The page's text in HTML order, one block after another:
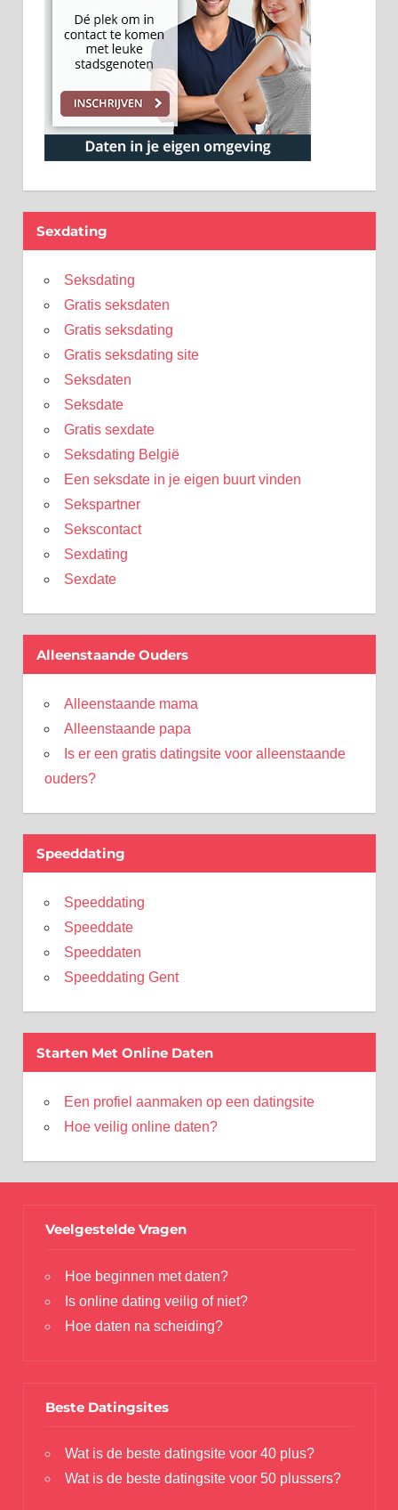
Sexdating
Seksdating
Gratis seksdaten
Gratis seksdating
Gratis seksdating site
Seksdaten
Seksdate
Gratis sexdate
Seksdating België
Een seksdate in je eigen buurt vinden
Sekspartner
Sekscontact
Sexdating
Sexdate
Alleenstaande Ouders
Alleenstaande mama
Alleenstaande papa
Is er een gratis datingsite voor alleenstaande
ouders?
Speeddating
Speeddating
Speeddate
Speeddaten
Speeddating Gent
Starten Met Online Daten
Een profiel aanmaken op een datingsite
Hoe veilig online daten?
Veelgestelde Vragen
Hoe beginnen met daten?
Is online dating veilig of niet?
Hoe daten na scheiding?
Beste Datingsites
Wat is de beste datingsite voor 40 plus?
Wat is de beste datingsite voor 50 plussers?